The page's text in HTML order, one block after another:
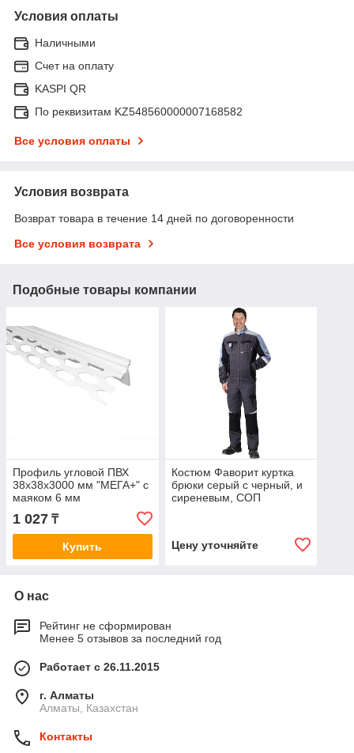
Условия оплаты
Наличными
Счет на оплату
KASPI QR
По реквизитам KZ548560000007168582
Все условия оплаты
Условия возврата
Возврат товара в течение 14 дней по договоренности
Все условия возврата
Подобные товары компании
Профиль угловой ПВХ
38х38х3000 мм "МЕГА+" с
маяком 6 мм
1 027 ₸
Купить
Костюм Фаворит куртка
брюки серый с черный, и
сиреневым, СОП
Цену уточняйте
О нас
Рейтинг не сформирован
Менее 5 отзывов за последний год
Работает с 26.11.2015
г. Алматы
Алматы, Казахстан
Контакты